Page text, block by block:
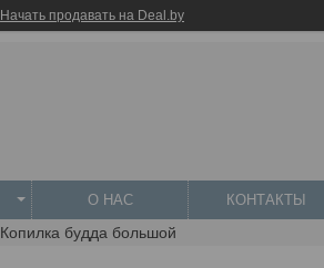
Начать продавать на Deal.by
О НАС КОНТАКТЫ
Копилка будда большой